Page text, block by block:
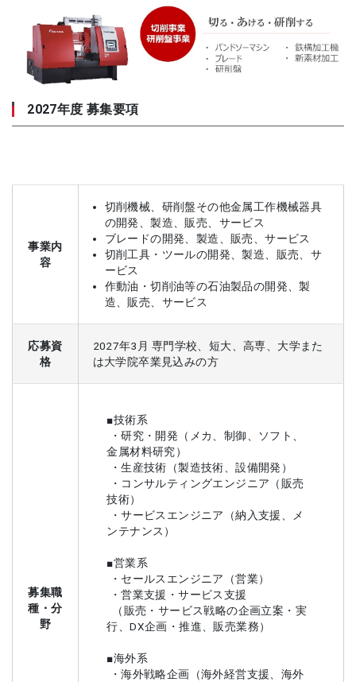
2027年度 募集要項
事業内
容
切削機械、研削盤その他金属工作機械器具
の開発、製造、販売、サービス
ブレードの開発、製造、販売、サービス
切削工具・ツールの開発、製造、販売、サ
ービス
作動油・切削油等の石油製品の開発、製
造、販売、サービス
応募資
格
2027年3月 専門学校、短大、高専、大学また
は大学院卒業見込みの方
募集職
種・分
野
■技術系
・研究・開発（メカ、制御、ソフト、
金属材料研究）
・生産技術（製造技術、設備開発）
・コンサルティングエンジニア（販売
技術）
・サービスエンジニア（納入支援、メ
ンテナンス）
■営業系
・セールスエンジニア（営業）
・営業支援・サービス支援
（販売・サービス戦略の企画立案・実
行、DX企画・推進、販売業務）
■海外系
・海外戦略企画（海外経営支援、海外